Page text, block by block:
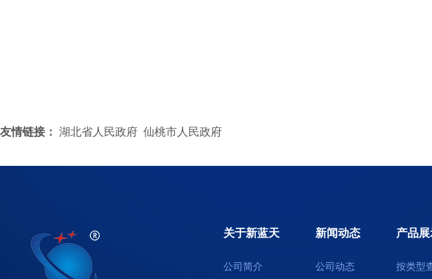
友情链接： 湖北省人民政府 仙桃市人民政府
关于新蓝天
公司简介
新闻动态
公司动态
产品
按类型